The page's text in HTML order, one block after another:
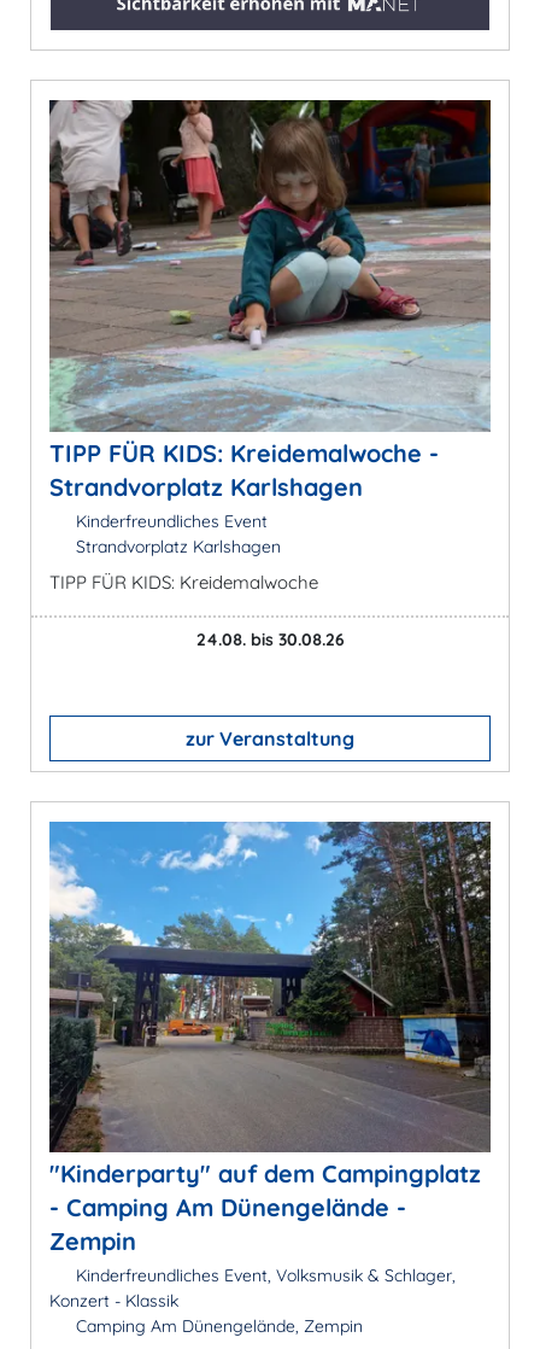
TIPP FÜR KIDS: Kreidemalwoche -
Strandvorplatz Karlshagen
Kinderfreundliches Event
Strandvorplatz Karlshagen
TIPP FÜR KIDS: Kreidemalwoche
24.08. bis 30.08.26
zur Veranstaltung
"Kinderparty" auf dem Campingplatz
- Camping Am Dünengelände -
Zempin
Kinderfreundliches Event, Volksmusik & Schlager,
Konzert - Klassik
Camping Am Dünengelände, Zempin